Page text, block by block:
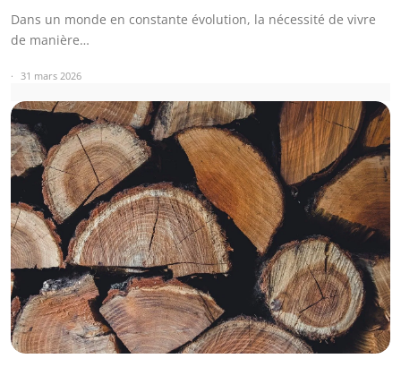
Dans un monde en constante évolution, la nécessité de vivre
de manière…
31 mars 2026